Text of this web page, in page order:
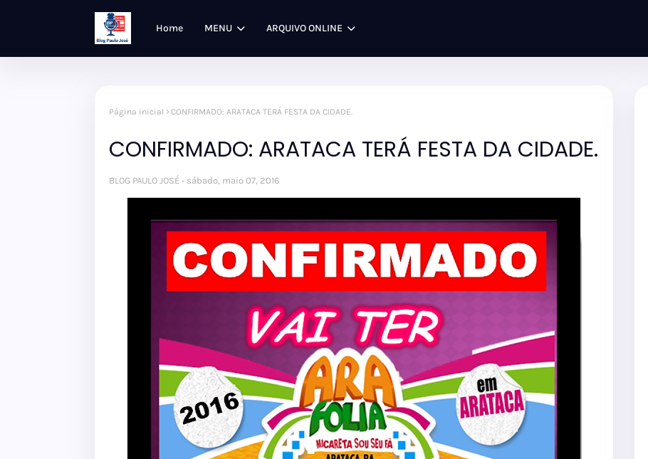
Home MENU ARQUIVO ONLINE
Página inicial CONFIRMADO: ARATACA TERÁ FESTA DA CIDADE.
CONFIRMADO: ARATACA TERÁ FESTA DA CIDADE.
BLOG PAULO JOSÉ sábado, maio 07, 2016